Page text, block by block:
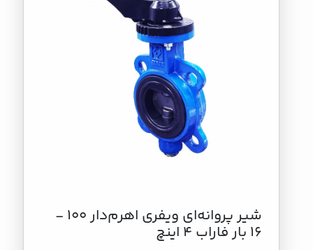
شیر پروانه‌ای ویفری اهرم‌دار 100 -
16 بار فاراب 4 اینچ